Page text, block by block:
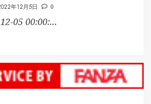
年12月5日 0
05 00:00:...